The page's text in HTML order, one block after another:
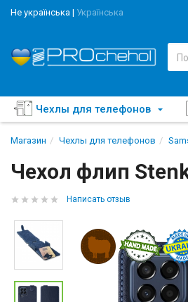
Не українська | Українська
Чехлы для телефонов
Магазин Чехлы для телефонов
Чехол флип
Написать отзыв